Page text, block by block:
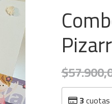
3